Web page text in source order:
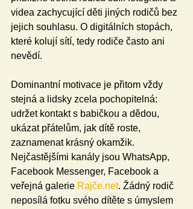
videa zachycující děti jiných rodičů bez
jejich souhlasu. O digitálních stopách,
které kolují sítí, tedy rodiče často ani
nevědí.
Dominantní motivace je přitom vždy
stejná a lidsky zcela pochopitelná:
udržet kontakt s babičkou a dědou,
ukázat přátelům, jak dítě roste,
zaznamenat krásný okamžik.
Nejčastějšími kanály jsou WhatsApp,
Facebook Messenger, Facebook a
veřejná galerie Rajče.net. Žádný rodič
neposílá fotku svého dítěte s úmyslem